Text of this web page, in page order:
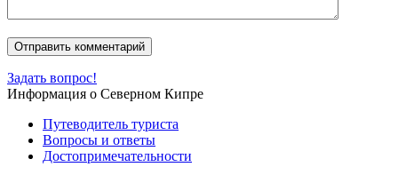
Задать вопрос!
Информация о Северном Кипре
Путеводитель туриста
Вопросы и ответы
Достопримечательности